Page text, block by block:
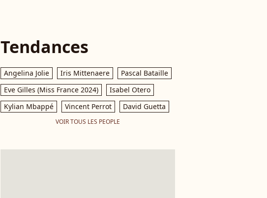
Tendances
Angelina Jolie Iris Mittenaere
Pascal Bataille
Eve Gilles (Miss France 2024)
Isabel Otero
Kylian Mbappé
Vincent Perrot David Guetta
VOIR TOUS LES PEOPLE